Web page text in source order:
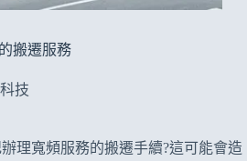
搬遷服務
技
理寬頻服務的搬遷手續?這可能會造